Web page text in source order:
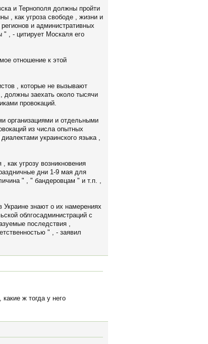
и Тернополя должны пройти
, как угроза свободе , жизни и
и административных
" , - цитирует Москаля его
отношение к этой
, которые не вызывают
должны заехать около тысячи
провокаций.
организациями и отдельными
из числа опытных
украинского языка ,
угрозу возникновения
дни 1-9 мая для
" , " бандеровцам " и т.п. ,
знают о их намерениях
облгосадминистраций с
последствия ,
" , - заявил
ж тогда у него